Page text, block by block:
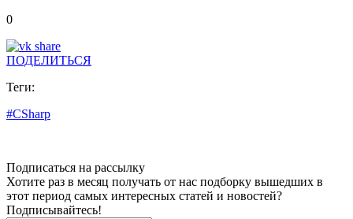
0
ПОДЕЛИТЬСЯ
Теги:
#CSharp
Подписаться на рассылку
Хотите раз в месяц получать от нас подборку вышедших в
этот период самых интересных статей и новостей?
Подписывайтесь!